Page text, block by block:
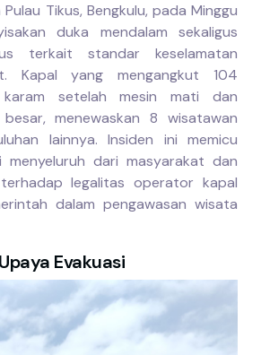
Tikus, Bengkulu, pada Minggu
duka mendalam sekaligus
terkait standar keselamatan
Kapal yang mengangkut 104
setelah mesin mati dan
menewaskan 8 wisatawan
lainnya. Insiden ini memicu
menyeluruh dari masyarakat dan
legalitas operator kapal
dalam pengawasan wisata
Evakuasi